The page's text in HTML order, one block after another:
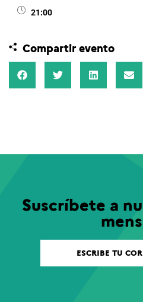
21:00
Compartir evento
Suscríbete a